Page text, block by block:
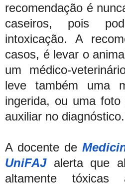
recomendação é
caseiros, pois
intoxicação. A
casos, é levar o
um médico-
leve também uma
ingerida, ou uma
auxiliar no
A docente de
UniFAJalerta que
altamente